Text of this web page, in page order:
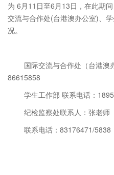
为 6月 11 日至6月 13日，在此期
交流与合作处(台港澳办公室)、
况。
国际交流与合作处（台港澳
86615858
学生工作部 联系电话：
纪检监察处联系人：张老师
联系电话： 83176471/5838